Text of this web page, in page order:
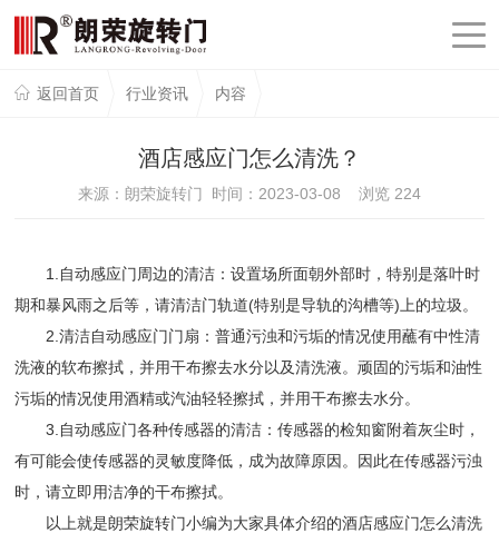
返回首页 行业资讯 内容
酒店感应门怎么清洗？
来源：朗荣旋转门 时间：2023-03-08 浏览 224
1.自动感应门周边的清洁：设置场所面朝外部时，特别是落叶时
期和暴风雨之后等，请清洁门轨道(特别是导轨的沟槽等)上的垃圾。
2.清洁自动感应门门扇：普通污浊和污垢的情况使用蘸有中性清
洗液的软布擦拭，并用干布擦去水分以及清洗液。顽固的污垢和油性
污垢的情况使用酒精或汽油轻轻擦拭，并用干布擦去水分。
3.自动感应门各种传感器的清洁：传感器的检知窗附着灰尘时，
有可能会使传感器的灵敏度降低，成为故障原因。因此在传感器污浊
时，请立即用洁净的干布擦拭。
以上就是朗荣旋转门小编为大家具体介绍的酒店感应门怎么清洗